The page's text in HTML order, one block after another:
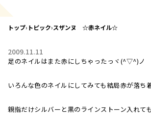
トップ› トピック›スザンヌ ☆赤ネイル☆
2009.11.11
足のネイルはまた赤にしちゃったっヾ(^▽^)ノ
いろんな色のネイルにしてみても結局赤が落ち
親指だけシルバーと黒のラインストーン入れて